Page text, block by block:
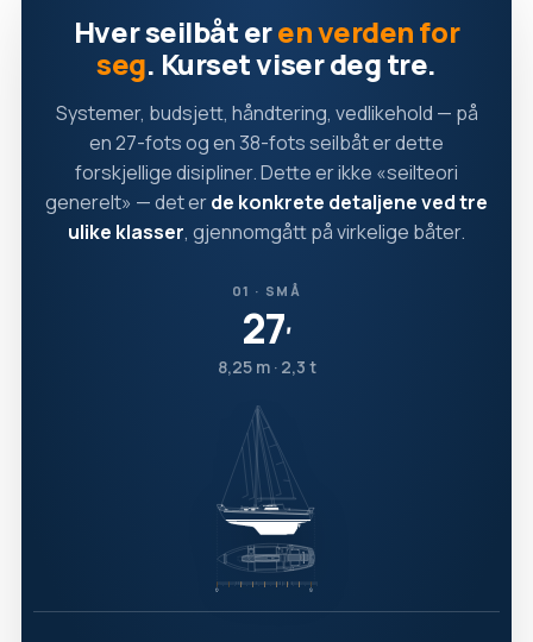
Hver seilbåt eren verden for
seg. Kurset viser deg tre.
Systemer, budsjett, håndtering, vedlikehold — på
en 27-fots og en 38-fots seilbåt er dette
forskjellige disipliner. Dette er ikke «seilteori
generelt» — det erde konkrete detaljene ved tre
ulike klasser, gjennomgått på virkelige båter.
01 · SMÅ
27′
8,25 m · 2,3 t